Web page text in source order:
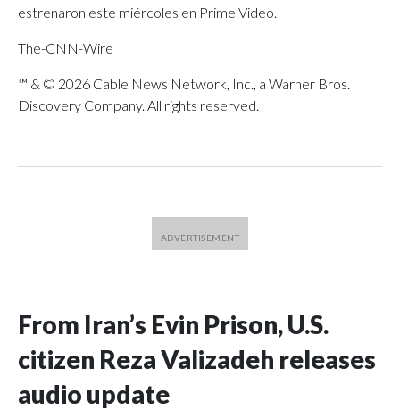
estrenaron este miércoles en Prime Video.
The-CNN-Wire
™ & © 2026 Cable News Network, Inc., a Warner Bros.
Discovery Company. All rights reserved.
From Iran’s Evin Prison, U.S.
citizen Reza Valizadeh releases
audio update